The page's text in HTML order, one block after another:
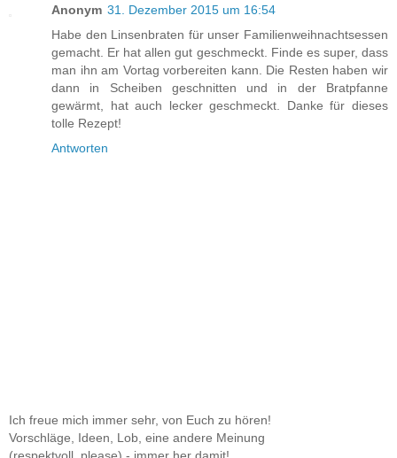
Anonym 31. Dezember 2015 um 16:54
Habe den Linsenbraten für unser Familienweihnachtsessen
gemacht. Er hat allen gut geschmeckt. Finde es super, dass
man ihn am Vortag vorbereiten kann. Die Resten haben wir
dann in Scheiben geschnitten und in der Bratpfanne
gewärmt, hat auch lecker geschmeckt. Danke für dieses
tolle Rezept!
Antworten
Ich freue mich immer sehr, von Euch zu hören!
Vorschläge, Ideen, Lob, eine andere Meinung